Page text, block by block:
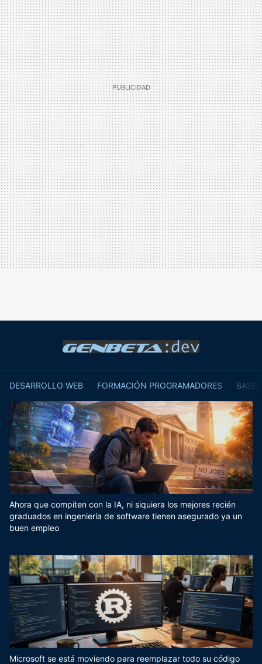
DESARROLLO WEB FORMACIÓN PROGRAMADORES
Ahora que compiten con la IA, ni siquiera los mejores recién
graduados en ingeniería de software tienen asegurado ya un
buen empleo
Microsoft se está moviendo para reemplazar todo su código